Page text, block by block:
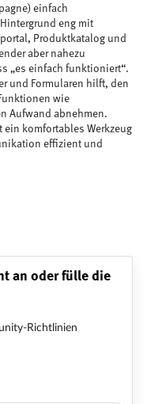
einfach
eng mit
Produktkatalog und
aber nahezu
„es einfach funktioniert“.
und Formularen hilft, den
wie
Aufwand abnehmen.
ein komfortables Werkzeug
effizient und
an oder fülle die
Richtlinien